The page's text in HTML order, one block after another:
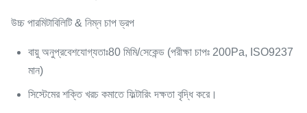
উচ্চ পারমিটাবিলিটি & নিম্ন চাপ ড্রপ
বায়ু অনুপ্রবেশযোগ্যতাঃ80 মিমি/সেকেন্ড (পরীক্ষা চাপঃ 200Pa, ISO9237
মান)
সিস্টেমের শক্তি খরচ কমাতে ফিল্টারিং দক্ষতা বৃদ্ধি করে।